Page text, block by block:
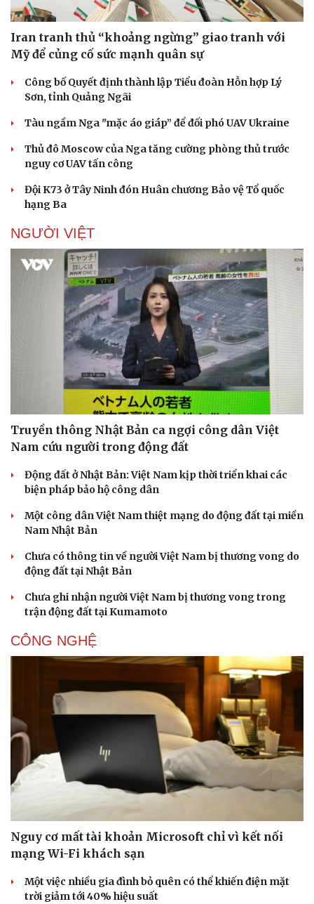
Thông tin doanh nghiệp
Doanh nghiệp 24h
Doanh nhân
Vì cộng đồng
Sành điệu
Trải nghiệm
Chuyển đổi số
Iran tranh thủ “khoảng ngừng” giao tranh với
Mỹ để củng cố sức mạnh quân sự
Công bố Quyết định thành lập Tiểu đoàn Hỗn hợp Lý
Sơn, tỉnh Quảng Ngãi
Tàu ngầm Nga "mặc áo giáp” để đối phó UAV Ukraine
Thủ đô Moscow của Nga tăng cường phòng thủ trước
nguy cơ UAV tấn công
Đội K73 ở Tây Ninh đón Huân chương Bảo vệ Tổ quốc
hạng Ba
NGƯỜI VIỆT
Truyền thông Nhật Bản ca ngợi công dân Việt
Nam cứu người trong động đất
Động đất ở Nhật Bản: Việt Nam kịp thời triển khai các
biện pháp bảo hộ công dân
Một công dân Việt Nam thiệt mạng do động đất tại miền
Nam Nhật Bản
Chưa có thông tin về người Việt Nam bị thương vong do
động đất tại Nhật Bản
Chưa ghi nhận người Việt Nam bị thương vong trong
trận động đất tại Kumamoto
CÔNG NGHỆ
Nguy cơ mất tài khoản Microsoft chỉ vì kết nối
mạng Wi-Fi khách sạn
Một việc nhiều gia đình bỏ quên có thể khiến điện mặt
trời giảm tới 40% hiệu suất